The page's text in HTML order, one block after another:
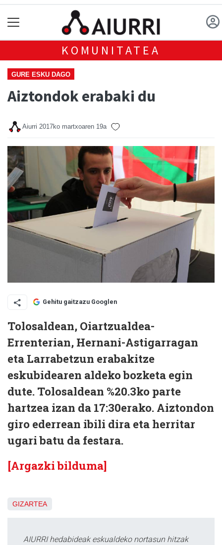
KOMUNITATEA
GURE ESKU DAGO
Aiztondok erabaki du
Aiurri 2017ko martxoaren 19a
Gehitu gaitzazu Googlen
Tolosaldean, Oiartzualdea-
Errenterian, Hernani-Astigarragan
eta Larrabetzun erabakitze
eskubidearen aldeko bozketa egin
dute. Tolosaldean %20.3ko parte
hartzea izan da 17:30erako. Aiztondon
giro ederrean ibili dira eta herritar
ugari batu da festara.
[Argazki bilduma]
GIZARTEA
AIURRI hedabideak eskualdeko nortasun hitzak